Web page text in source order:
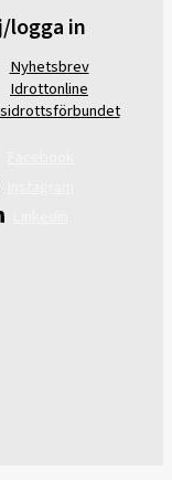
logga in
Nyhetsbrev
Idrottonline